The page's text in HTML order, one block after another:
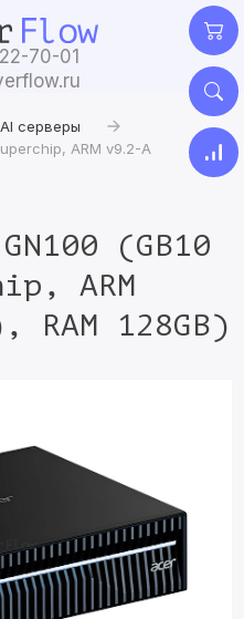
70-01
AI серверы
ARM v9.2-A
(GB10
ARM
RAM 128GB)